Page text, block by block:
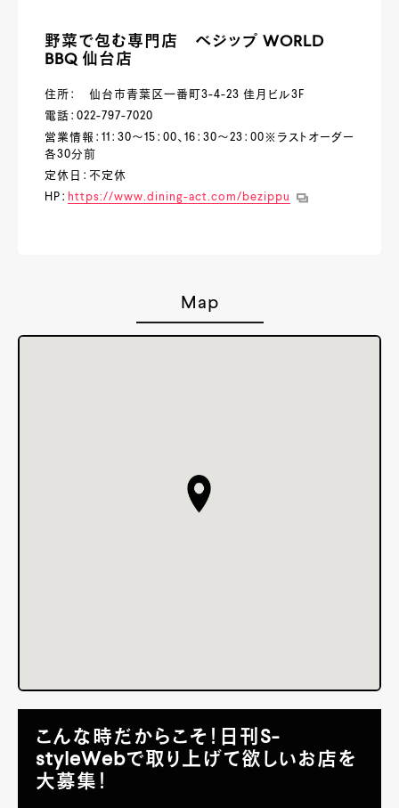
野菜で包む専門店 ベジップ WORLD
BBQ 仙台店
住所： 仙台市青葉区一番町3-4-23 佳月ビル3F
電話：022-797-7020
営業情報：11：30～15：00、16：30～23：00※ラストオーダー
各30分前
定休日：不定休
HP： https://www.dining-act.com/bezippu
Map
こんな時だからこそ！日刊S-
styleWebで取り上げて欲しいお店を
大募集！